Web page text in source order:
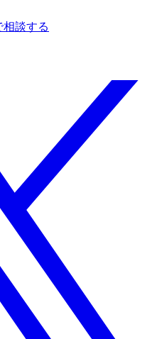
相談する